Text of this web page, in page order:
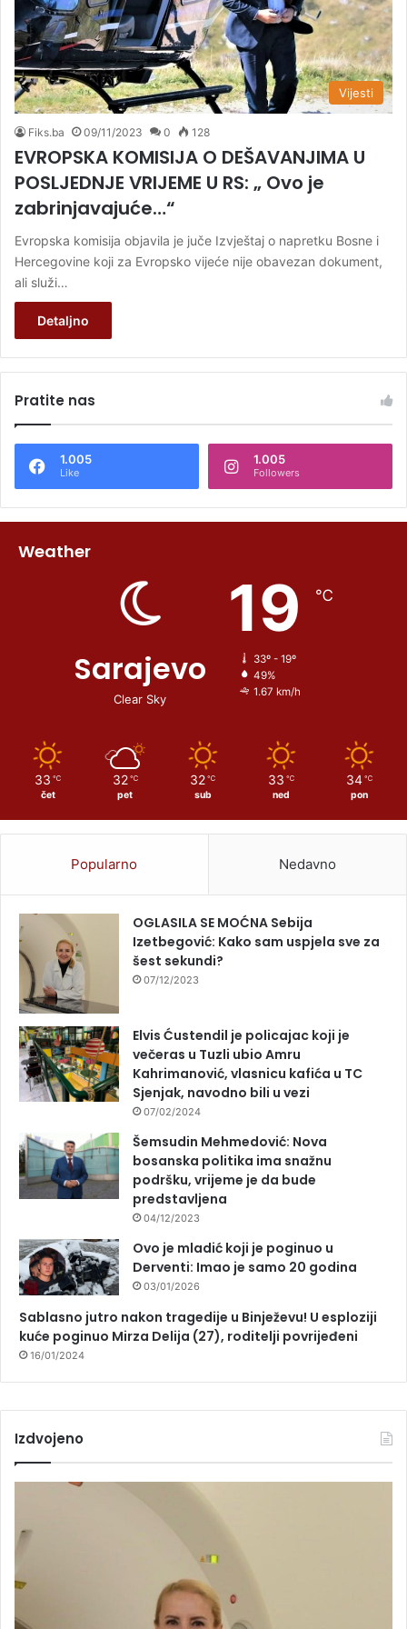
Vijesti
Fiks.ba 09/11/2023 0 128
EVROPSKA KOMISIJA O DEŠAVANJIMA U
POSLJEDNJE VRIJEME U RS: „ Ovo je
zabrinjavajuće…“
Evropska komisija objavila je juče Izvještaj o napretku Bosne i
Hercegovine koji za Evropsko vijeće nije obavezan dokument,
ali služi…
Detaljno
Pratite nas
1.005
Like
1.005
Followers
Weather
Sarajevo
Clear Sky
19 ℃
33º - 19º
49%
1.67 km/h
33 ℃
čet
32 ℃
pet
32 ℃
sub
33 ℃
ned
34 ℃
pon
Popularno Nedavno
OGLASILA SE MOĆNA Sebija
Izetbegović: Kako sam uspjela sve za
šest sekundi?
07/12/2023
Elvis Ćustendil je policajac koji je
večeras u Tuzli ubio Amru
Kahrimanović, vlasnicu kafića u TC
Sjenjak, navodno bili u vezi
07/02/2024
Šemsudin Mehmedović: Nova
bosanska politika ima snažnu
podršku, vrijeme je da bude
predstavljena
04/12/2023
Ovo je mladić koji je poginuo u
Derventi: Imao je samo 20 godina
03/01/2026
Sablasno jutro nakon tragedije u Binježevu! U esploziji
kuće poginuo Mirza Delija (27), roditelji povrijeđeni
16/01/2024
Izdvojeno